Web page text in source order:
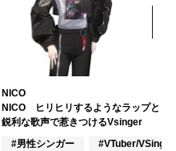
#ロック
NICO
NICO ヒリヒリするようなラップと
鋭利な歌声で惹きつけるVsinger
#男性シンガー
#VTuber/VSinger